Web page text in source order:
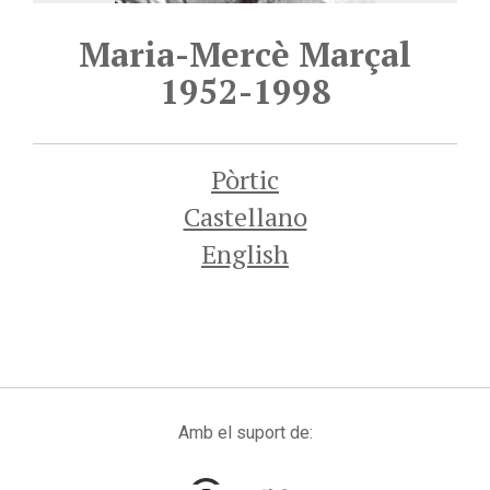
Maria-Mercè Marçal
1952-1998
Pòrtic
Castellano
English
Amb el suport de: